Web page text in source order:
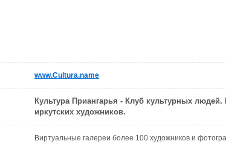
www.Cultura.name
Культура Приангарья - Клуб культурных людей.
иркутских художников.
Виртуальные галереи более 100 художников и